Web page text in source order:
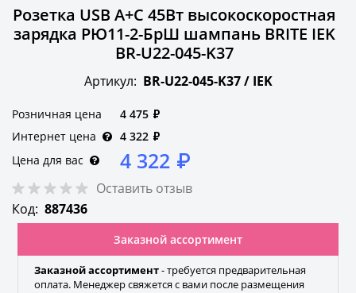
Розетка USB A+C 45Вт высокоскоростная
зарядка РЮ11-2-БрШ шампань BRITE IEK
BR-U22-045-K37
Артикул: BR-U22-045-K37 / IEK
Розничная цена 4 475 ₽
Интернет цена
4 322 ₽
Цена для вас
4 322 ₽
Оставить отзыв
Код: 887436
Заказной ассортимент
Заказной ассортимент- требуется предварительная
оплата. Менеджер свяжется с вами после размещения